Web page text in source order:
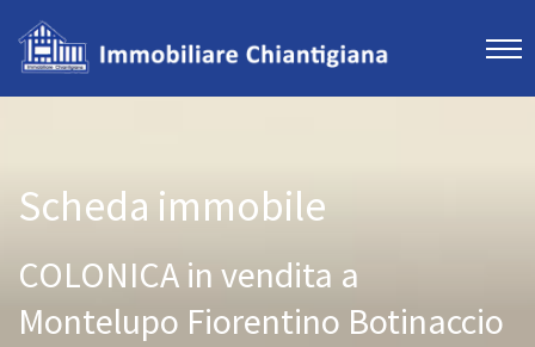
Scheda immobile
COLONICA in vendita a
Montelupo Fiorentino Botinaccio